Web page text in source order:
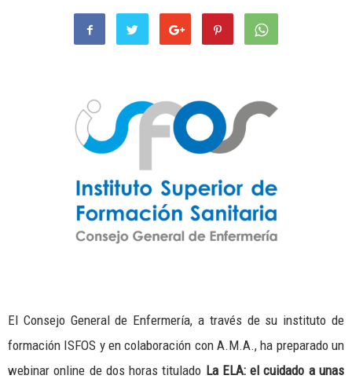
El Consejo General de Enfermería, a través de su instituto de
formación ISFOS y en colaboración con A.M.A., ha preparado un
webinar online de dos horas titulado La ELA: el cuidado a unas